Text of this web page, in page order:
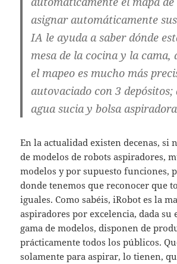
asignar automáticamente
IA le ayuda a saber dónde
mesa de la cocina y la cama,
el mapeo es mucho más
autovaciado con 3 depósitos;
agua sucia y bolsa
En la actualidad existen decenas, si
de modelos de robots aspiradores,
modelos y por supuesto funciones,
donde tenemos que reconocer que
iguales. Como sabéis, iRobot es la
aspiradores por excelencia, dada su
gama de modelos, disponen de
prácticamente todos los públicos.
solamente para aspirar, lo tienen,